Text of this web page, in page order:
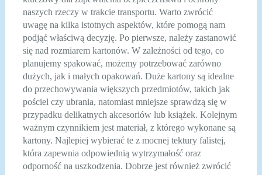
naszych rzeczy w trakcie transportu. Warto zwrócić
uwagę na kilka istotnych aspektów, które pomogą nam
podjąć właściwą decyzję. Po pierwsze, należy zastanowić
się nad rozmiarem kartonów. W zależności od tego, co
planujemy spakować, możemy potrzebować zarówno
dużych, jak i małych opakowań. Duże kartony są idealne
do przechowywania większych przedmiotów, takich jak
pościel czy ubrania, natomiast mniejsze sprawdzą się w
przypadku delikatnych akcesoriów lub książek. Kolejnym
ważnym czynnikiem jest materiał, z którego wykonane są
kartony. Najlepiej wybierać te z mocnej tektury falistej,
która zapewnia odpowiednią wytrzymałość oraz
odporność na uszkodzenia. Dobrze jest również zwrócić